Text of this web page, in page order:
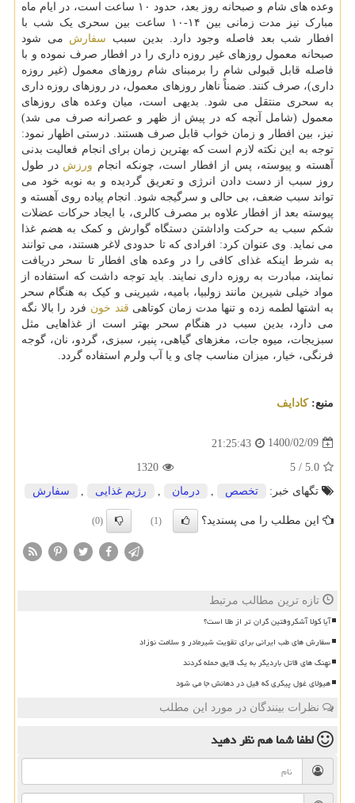
وعده های شام و صبحانه روز بعد، حدود ۱۰ ساعت است، در ایام ماه
مبارک نیز مدت زمانی بین ۱۴-۱۰ ساعت بین سحری یک شب با
افطار شب بعد فاصله وجود دارد. بدین سبب سفارش می شود
صبحانه معمول روزهای غیر روزه داری را در افطار صرف نموده و با
فاصله قابل قبولی شام را برمبنای شام روزهای معمول (غیر روزه
داری)، صرف کنند. ضمناً ناهار روزهای معمول، در روزهای روزه داری
به سحری منتقل می شود. بدیهی است، میان وعده های روزهای
معمول (شامل آنچه که در پیش از ظهر و عصرانه صرف می شد)
نیز، بین افطار و زمان خواب قابل صرف هستند. درستی اظهار نمود:
توجه به این نکته لازم است که بهترین زمان برای انجام فعالیت بدنی
آهسته و پیوسته، پس از افطار است، چونکه انجام ورزش در طول
روز سبب از دست دادن انرژی و تعریق گردیده و به نوبه خود می
تواند سبب ضعف، بی حالی و سرگیجه شود. انجام پیاده روی آهسته و
پیوسته بعد از افطار علاوه بر مصرف کالری، با ایجاد حرکات عضلات
شکم سبب به حرکت واداشتن دستگاه گوارش و کمک به هضم غذا
می نماید. وی عنوان کرد: افرادی که تا حدودی لاغر هستند، می توانند
به شرط اینکه غذای کافی را در وعده های افطار تا سحر دریافت
نمایند، مبادرت به روزه داری نمایند. باید توجه داشت که استفاده از
مواد خیلی شیرین مانند زولبیا، بامیه، شیرینی و کیک به هنگام سحر
به اشتها لطمه زده و تنها مدت زمان کوتاهی قند خون فرد را بالا نگه
می دارد، بدین سبب در هنگام سحر بهتر است از غذاهایی مثل
سبزیجات، میوه جات، مغزهای گیاهی، پنیر، سبزی، گردو، نان، گوجه
فرنگی، خیار، میزان مناسب چای و یا آب ولرم استفاده گردد.
منبع:كادایف
1400/02/09
21:25:43
5.0
/
5
1320
تگهای خبر:
تخصص , درمان , رژیم غذایی , سفارش
این مطلب را می پسندید؟ (1)
(0)
تازه ترین مطالب مرتبط
آیا کولا آشکروفتین گران تر از طلا است؟
سفارش های طب ایرانی برای تقویت شیرمادر و سلامت نوزاد
نهنگ های قاتل باردیگر به یک قایق حمله کردند
هیولای غول پیکری که فیل در دهانش جا می شود
نظرات بینندگان در مورد این مطلب
لطفا شما همنظر دهید